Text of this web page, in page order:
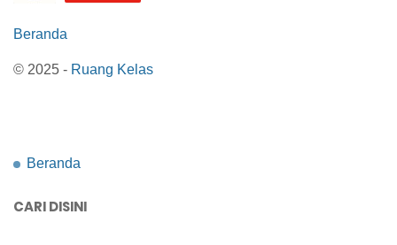
Beranda
© 2025 - Ruang Kelas
Beranda
CARI DISINI